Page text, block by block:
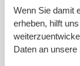
Wenn Sie damit
erheben, hilft
Daten an